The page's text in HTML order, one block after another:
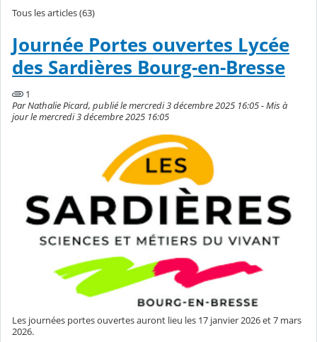
Tous les articles (63)
Journée Portes ouvertes Lycée
des Sardières Bourg-en-Bresse
1
Par Nathalie Picard, publié le mercredi 3 décembre 2025 16:05 - Mis à
jour le mercredi 3 décembre 2025 16:05
Les journées portes ouvertes auront lieu les 17 janvier 2026 et 7 mars
2026.